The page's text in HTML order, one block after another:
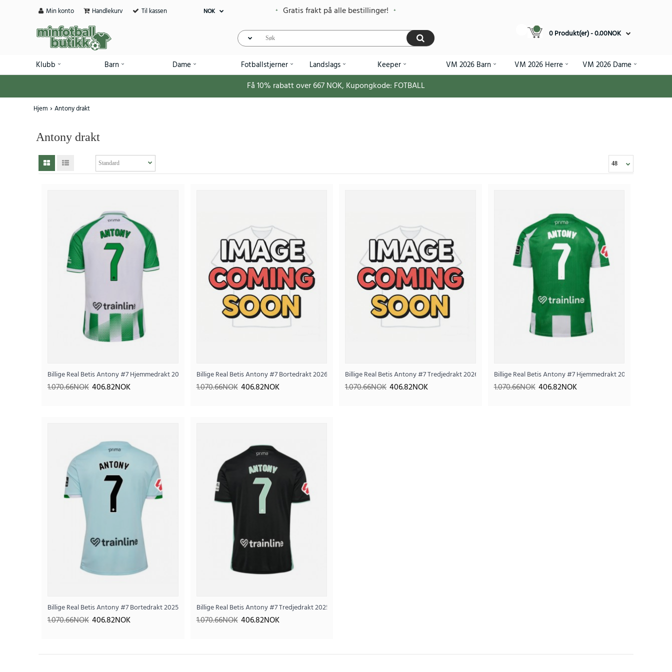
Min konto Handlekurv Til kassen NOK Gratis frakt på alle bestillinger!
0 Produkt(er) - 0.00NOK
Klubb Barn Dame Fotballstjerner Landslags Keeper VM 2026 Barn VM 2026 Herre VM 2026 Dame
Få 10% rabatt over667 NOK, Kupongkode: FOTBALL
Hjem Antony drakt
Antony drakt
..
SALE
Billige Real Betis Antony #7 Hjemmedrakt 2026-27 Kortermet
1.070.66NOK 406.82NOK
Billige Real Betis Antony #7 Bortedrakt 2026-27 Kortermet
1.070.66NOK 406.82NOK
Billige Real Betis Antony #7 Tredjedrakt 2026-27 Kortermet
1.070.66NOK 406.82NOK
Billige Real Betis Antony #7 Hjemmedrakt 2025-26
1.070.66NOK 406.82NOK
Billige Real Betis Antony #7 Bortedrakt 2025-26 Kortermet
1.070.66NOK 406.82NOK
Billige Real Betis Antony #7 Tredjedrakt 2025-26 Kortermet
1.070.66NOK 406.82NOK